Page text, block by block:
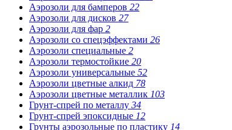
Аэрозоли для бамперов 22
Аэрозоли для дисков 27
Аэрозоли для фар 2
Аэрозоли со спецэффектами 26
Аэрозоли специальные 2
Аэрозоли термостойкие 20
Аэрозоли универсальные 52
Аэрозоли цветные алкид 78
Аэрозоли цветные металлик 103
Грунт-спрей по металлу 34
Грунт-спрей эпоксидные 12
Грунты аэрозольные по пластику 14